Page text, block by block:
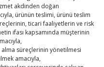
akdinden doğan
ürünün teslimi, ürünü teslim
ticari faaliyetlerin ve risk
ifası kapsamında müşterinin
alma süreçlerinin yönetilmesi
amacıyla,
Odası’nın yeni
Rektörü Prof. Dr.